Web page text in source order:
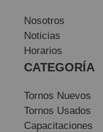
Nosotros
Noticias
Horarios
CATEGORÍA
Tornos Nuevos
Tornos Usados
Capacitaciones